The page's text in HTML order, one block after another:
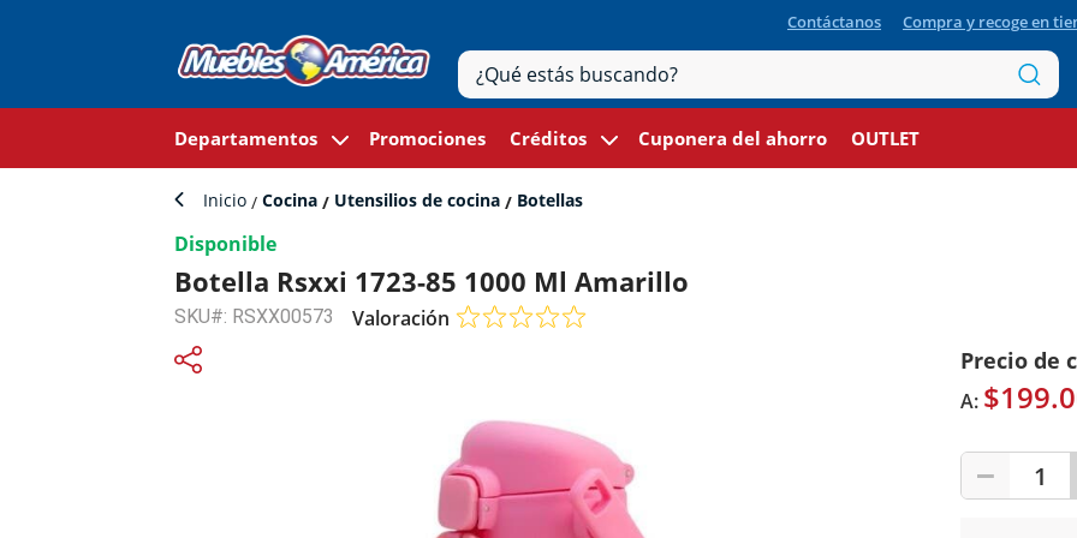
Contáctanos Compra y recoge en
Departamentos Promociones Créditos Cuponera del ahorro OUTLET
Inicio Cocina Utensilios de cocina Botellas
Disponible
Botella Rsxxi 1723-85 1000 Ml Amarillo
SKU#: RSXX00573 Valoración
Precio de
A:
1